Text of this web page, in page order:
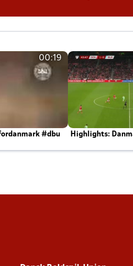
00:19
#dbu
Highlights: